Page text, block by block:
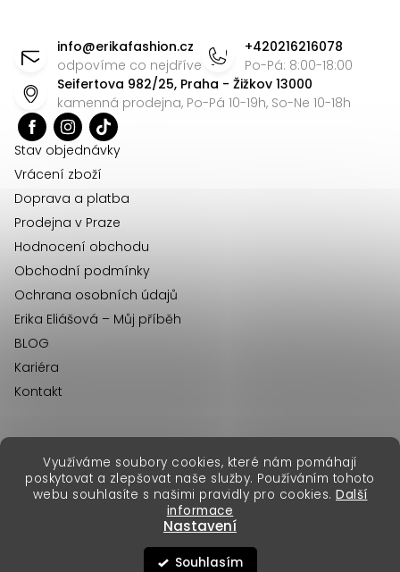
Využíváme soubory cookies, které nám pomáhají
poskytovat a zlepšovat naše služby. Používáním tohoto
webu souhlasíte s našimi pravidly pro cookies. Další
informace
Nastavení
Souhlasím
i
s
u
info@erikafashion.cz
odpovíme co nejdříve
+420216216078
Po-Pá: 8:00-18:00
Seifertova 982/25, Praha - Žižkov 13000
kamenná prodejna, Po-Pá 10-19h, So-Ne 10-18h
Stav objednávky
Vrácení zboží
Doprava a platba
Prodejna v Praze
Hodnocení obchodu
Obchodní podmínky
Ochrana osobních údajů
Erika Eliášová – Můj příběh
BLOG
Kariéra
Kontakt
Vytvořil Shoptet Premium
Copyright 2026Erika Fashion. Všechna práva vyhrazena.
erikafashion.sk